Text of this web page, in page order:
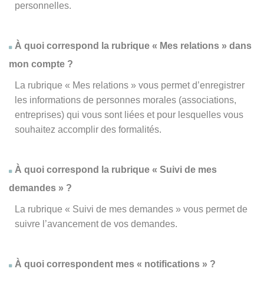
personnelles.
À quoi correspond la rubrique « Mes relations » dans
mon compte ?
La rubrique « Mes relations » vous permet d’enregistrer
les informations de personnes morales (associations,
entreprises) qui vous sont liées et pour lesquelles vous
souhaitez accomplir des formalités.
À quoi correspond la rubrique « Suivi de mes
demandes » ?
La rubrique « Suivi de mes demandes » vous permet de
suivre l’avancement de vos demandes.
À quoi correspondent mes « notifications » ?